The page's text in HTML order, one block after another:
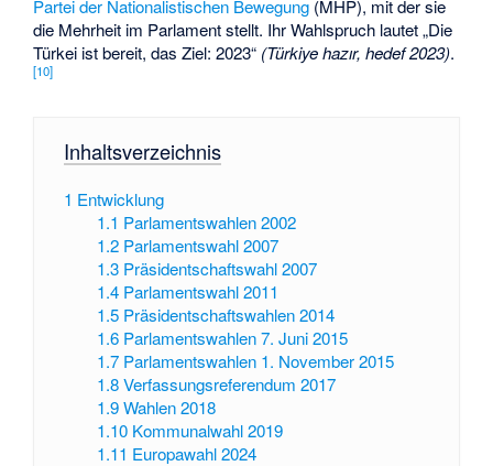
Partei der Nationalistischen Bewegung (MHP), mit der sie
die Mehrheit im Parlament stellt. Ihr Wahlspruch lautet „Die
Türkei ist bereit, das Ziel: 2023“ (Türkiye hazır, hedef 2023).
[10]
Inhaltsverzeichnis
1 Entwicklung
1.1 Parlamentswahlen 2002
1.2 Parlamentswahl 2007
1.3 Präsidentschaftswahl 2007
1.4 Parlamentswahl 2011
1.5 Präsidentschaftswahlen 2014
1.6 Parlamentswahlen 7. Juni 2015
1.7 Parlamentswahlen 1. November 2015
1.8 Verfassungsreferendum 2017
1.9 Wahlen 2018
1.10 Kommunalwahl 2019
1.11 Europawahl 2024